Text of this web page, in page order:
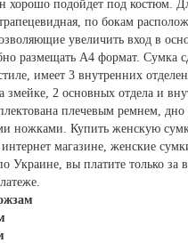
хорошо подойдет под костюм.
по бокам
увеличить вход в
размещать А4 формат. Сумка
имеет 3 внутренних
змейке, 2 основных отдела и
плечевым ремнем,
ножками. Купить женскую
магазине, женские
Украине, вы платите только за